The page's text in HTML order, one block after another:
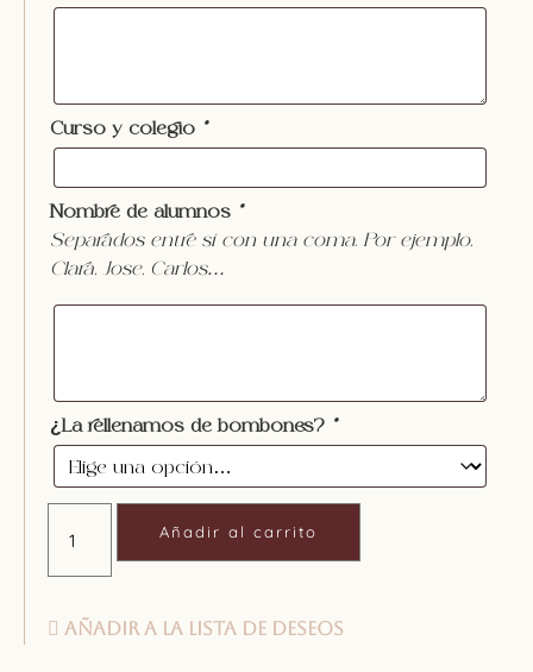
Curso y colegio *
Nombre de alumnos *
Separados entre sí con una coma. Por ejemplo,
Clara, Jose, Carlos…
¿La rellenamos de bombones? *
Añadir al carrito
Añadir a la lista de deseos